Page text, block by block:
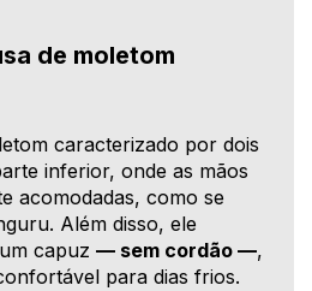
de moletom
caracterizado por dois
inferior, onde as mãos
acomodadas, como se
Além disso, ele
capuz — sem cordão —,
para dias frios.